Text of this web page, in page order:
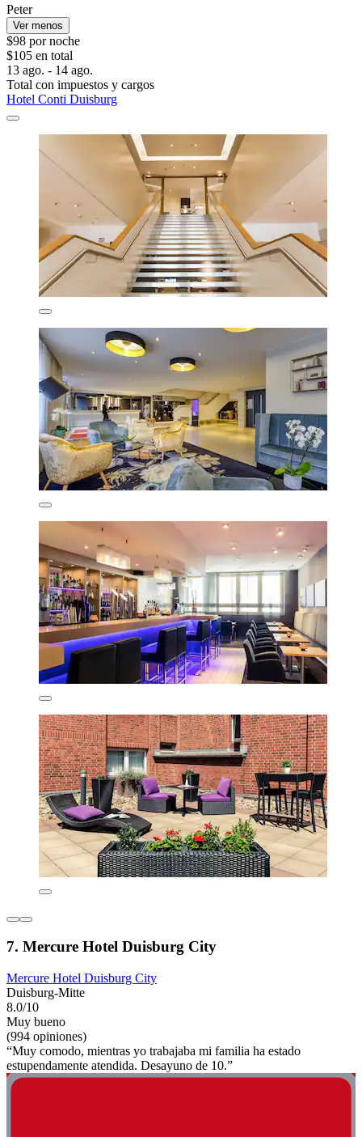
Peter
Ver menos
$98 por noche
$105 en total
13 ago. - 14 ago.
Total con impuestos y cargos
Hotel Conti Duisburg
7. Mercure Hotel Duisburg City
Mercure Hotel Duisburg City
Duisburg-Mitte
8.0/10
Muy bueno
(994 opiniones)
“Muy comodo, mientras yo trabajaba mi familia ha estado
estupendamente atendida. Desayuno de 10.”